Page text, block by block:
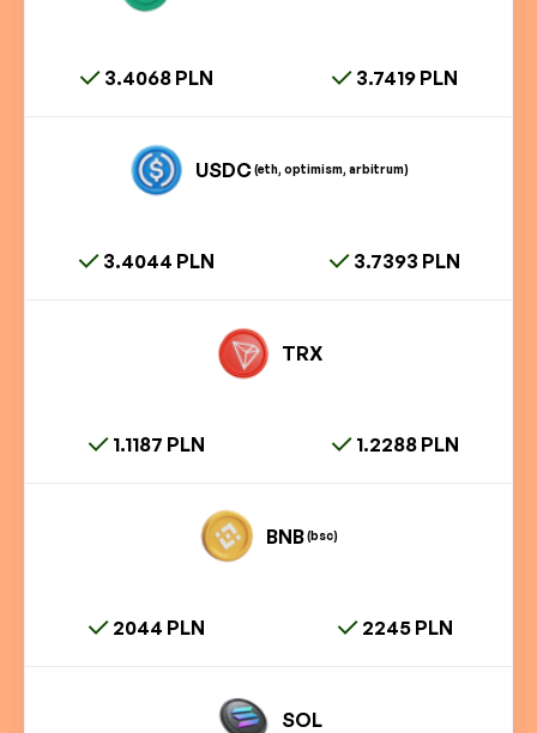
3.4068 PLN 3.7419 PLN
USDC(eth, optimism, arbitrum)
3.4044 PLN 3.7393 PLN
TRX
1.1187 PLN 1.2288 PLN
BNB(bsc)
2044 PLN 2245 PLN
SOL